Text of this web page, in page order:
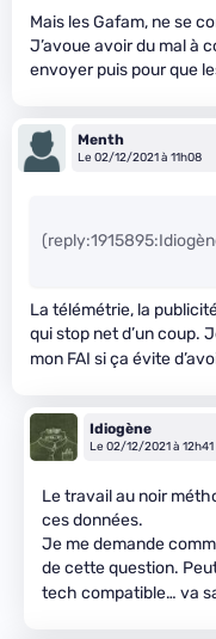
Mais les Gafam, ne se
J’avoue avoir du mal à
envoyer puis pour que
Menth
Le 02/12/2021 à 11h08
La télémétrie, la
qui stop net d’un coup.
mon FAI si ça évite
Idiogène
Le 02/12/2021 à 12h41
Le travail au noir
ces données.
Je me demande
de cette question.
tech compatible… va